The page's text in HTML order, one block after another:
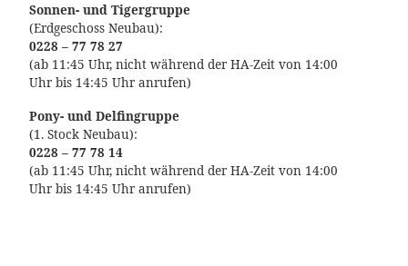
Sonnen- und Tigergruppe
(Erdgeschoss Neubau):
0228 – 77 78 27
(ab 11:45 Uhr, nicht während der HA-Zeit von 14:00
Uhr bis 14:45 Uhr anrufen)
Pony- und Delfingruppe
(1. Stock Neubau):
0228 – 77 78 14
(ab 11:45 Uhr, nicht während der HA-Zeit von 14:00
Uhr bis 14:45 Uhr anrufen)